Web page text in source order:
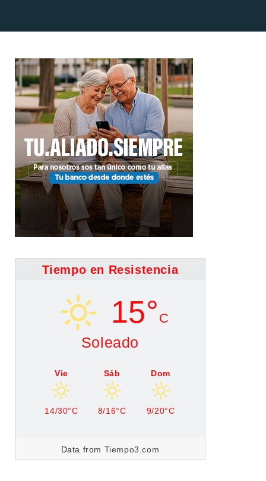
Tiempo en Resistencia
15° C
Soleado
Vie
14/30°C
Sáb
8/16°C
Dom
9/20°C
Data from Tiempo3.com